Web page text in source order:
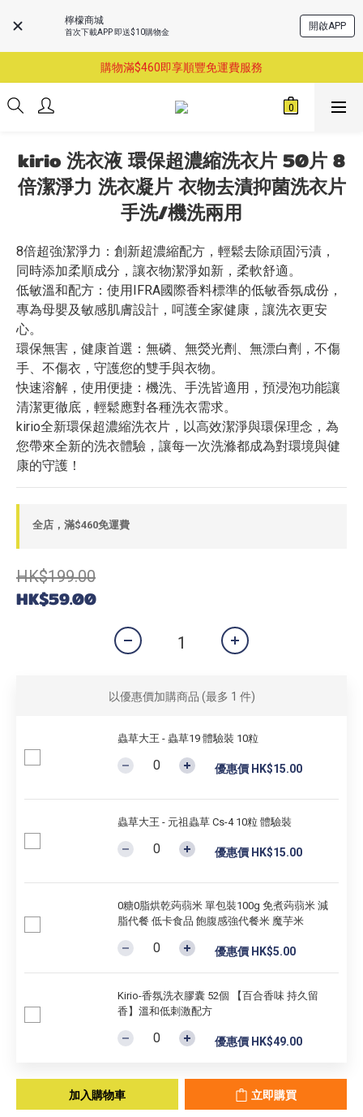
檸檬商城
首次下載APP 即送$10購物金
開啟APP
購物滿$460即享順豐免運費服務
購物滿$460即享順豐免運費服務
已支持葵涌門市自取服務-請先預約
kirio 洗衣液 環保超濃縮洗衣片 50片 8
倍潔淨力 洗衣凝片 衣物去漬抑菌洗衣片
手洗/機洗兩用
8倍超強潔淨力：創新超濃縮配方，輕鬆去除頑固污漬，
同時添加柔順成分，讓衣物潔淨如新，柔軟舒適。
低敏溫和配方：使用IFRA國際香料標準的低敏香氛成份，
專為母嬰及敏感肌膚設計，呵護全家健康，讓洗衣更安
心。
環保無害，健康首選：無磷、無熒光劑、無漂白劑，不傷
手、不傷衣，守護您的雙手與衣物。
快速溶解，使用便捷：機洗、手洗皆適用，預浸泡功能讓
清潔更徹底，輕鬆應對各種洗衣需求。
kirio全新環保超濃縮洗衣片，以高效潔淨與環保理念，為
您帶來全新的洗衣體驗，讓每一次洗滌都成為對環境與健
康的守護！
全店，滿$460免運費
HK$199.00
HK$59.00
以優惠價加購商品 (最多 1 件)
蟲草大王 - 蟲草19 體驗裝 10粒
優惠價 HK$15.00
蟲草大王 - 元祖蟲草 Cs-4 10粒 體驗裝
優惠價 HK$15.00
0糖0脂烘乾蒟蒻米 單包裝100g 免煮蒟蒻米 減
脂代餐 低卡食品 飽腹感強代餐米 魔芋米
優惠價 HK$5.00
Kirio-香氛洗衣膠囊 52個 【百合香味 持久留
香】溫和低刺激配方
優惠價 HK$49.00
加入購物車 立即購買